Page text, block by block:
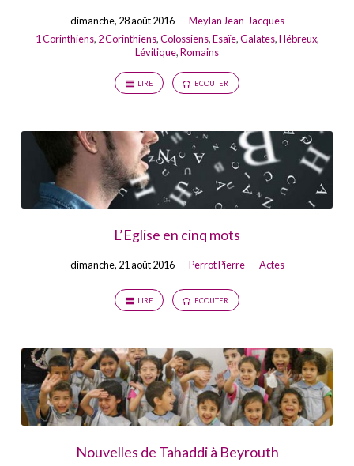
dimanche, 28 août 2016
Meylan Jean-Jacques
1 Corinthiens, 2 Corinthiens,Colossiens,Esaïe,Galates,Hébreux,
Lévitique,Romains
LIRE ECOUTER
L’Eglise en cinq mots
dimanche, 21 août 2016 Perrot Pierre Actes
LIRE ECOUTER
Nouvelles de Tahaddi à Beyrouth